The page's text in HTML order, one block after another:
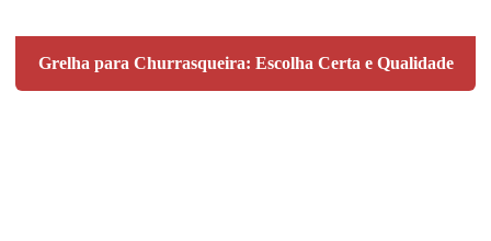
Grelha para Churrasqueira: Escolha Certa e Qualidade